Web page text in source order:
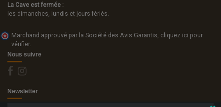
La Cave est fermée :
les dimanches, lundis et jours fériés.
Marchand approuvé par la Société des Avis Garantis, cliquez ici pour
vérifier.
Nous suivre
Newsletter